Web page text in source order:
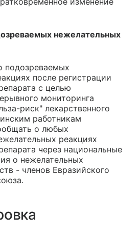
нежелательных
подозреваемых
после регистрации
с целью
мониторинга
риск" лекарственного
работникам
о любых
реакциях
через национальные
о нежелательных
- членов Евразийского